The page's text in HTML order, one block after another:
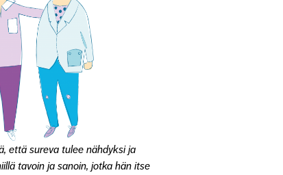
että sureva tulee nähdyksi ja
tavoin ja sanoin, jotka hän itse